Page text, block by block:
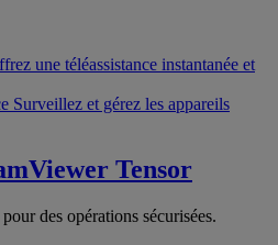
une téléassistance instantanée et
Surveillez et gérez les appareils
Tensor
des opérations sécurisées.